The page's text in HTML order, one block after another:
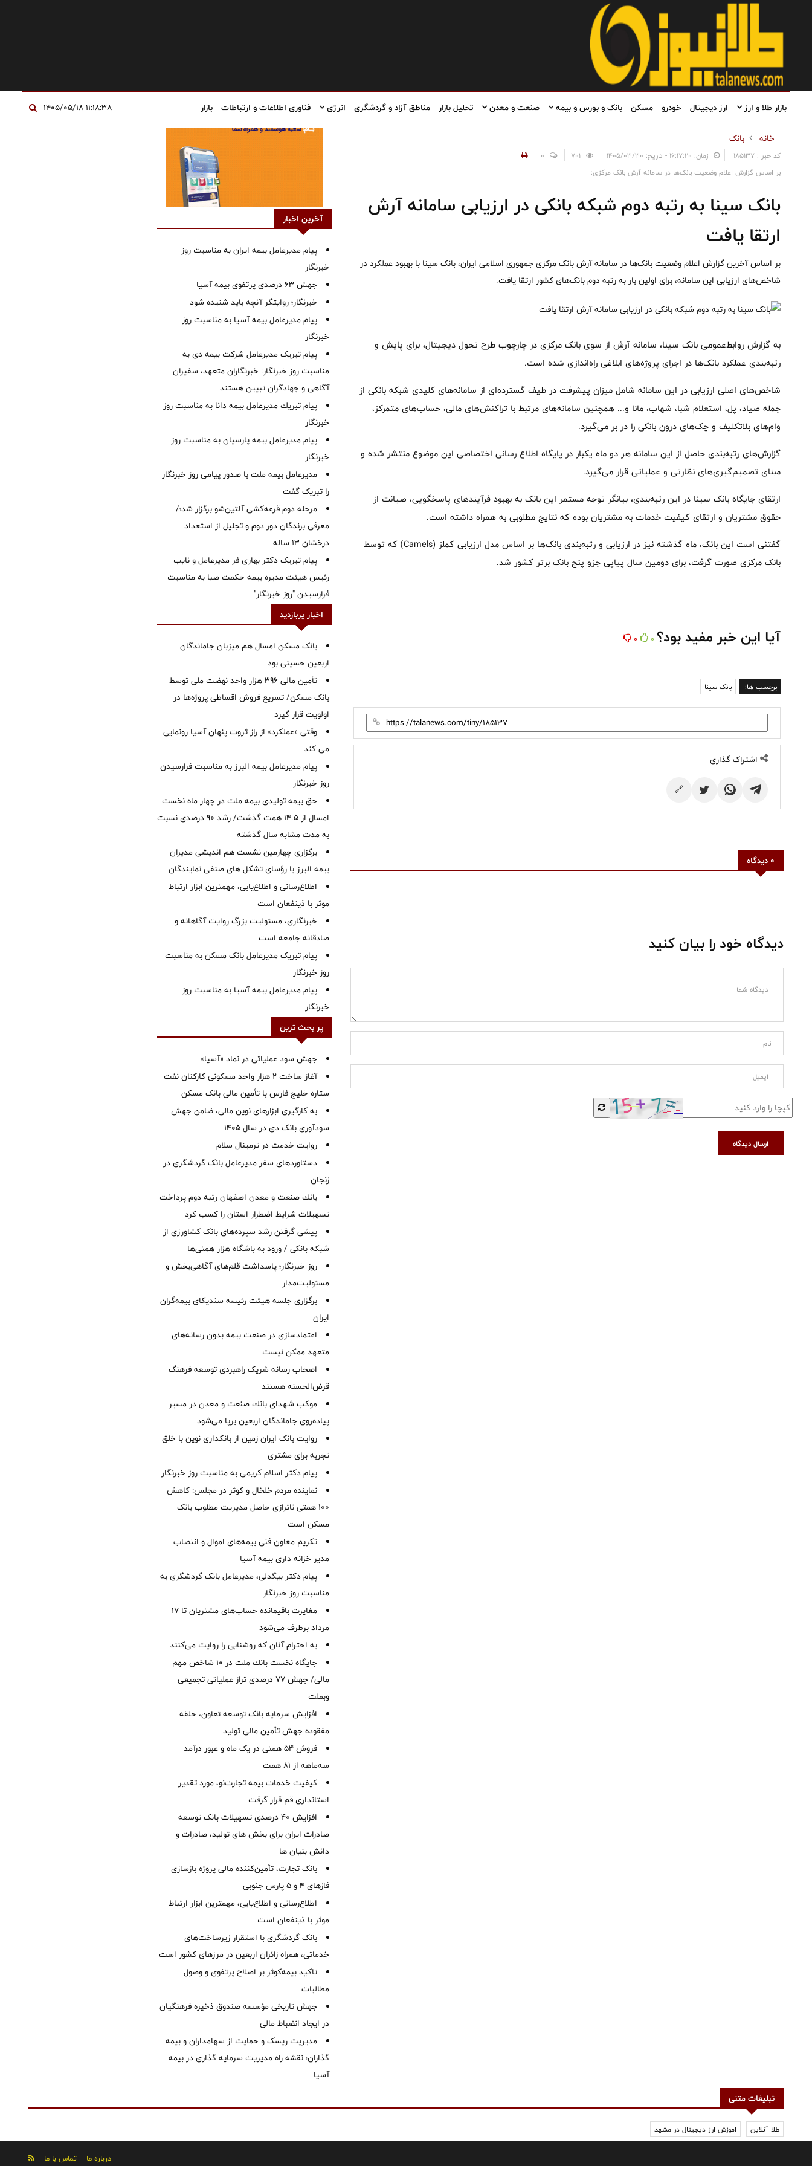
بازار طلا و ارز ارز دیجیتال خودرو مسکن بانک و بورس و بیمه صنعت و معدن تحلیل بازار مناطق آزاد و گردشگری انرژی فناوری اطلاعات و ارتباطات بازار
خانه بانک
کد خبر : 185137 زمان: ۱۶:۱۷:۲۰ - تاریخ: ۱۴۰۵/۰۳/۳۰
0
بر اساس گزارش اعلام وضعیت بانک‌ها در سامانه آرش بانک مرکزی:
بانک سینا به رتبه دوم شبکه بانکی در ارزیابی سامانه آرش
ارتقا یافت
بر اساس آخرین گزارش اعلام وضعیت بانک‌ها در سامانه آرش بانک مرکزی جمهوری اسلامی ایران، بانک سینا با بهبود عملکرد در
شاخص‌های ارزیابی این سامانه، برای اولین بار به رتبه دوم بانک‌های کشور ارتقا یافت.
به گزارش روابط‌عمومی بانک سینا، سامانه آرش از سوی بانک مرکزی در چارچوب طرح تحول دیجیتال، برای پایش و
رتبه‌بندی عملکرد بانک‌ها در اجرای پروژه‌های ابلاغی راه‌اندازی شده است.
شاخص‌های اصلی ارزیابی در این سامانه شامل میزان پیشرفت در طیف گسترده‌ای از سامانه‌های کلیدی شبکه بانکی از
جمله صیاد، پل، استعلام شبا، شهاب، مانا و... همچنین سامانه‌های مرتبط با تراکنش‌های مالی، حساب‌های متمرکز،
وام‌های بلاتکلیف و چک‌های درون بانکی را در بر می‌گیرد.
گزارش‌های رتبه‌بندی حاصل از این سامانه هر دو ماه یکبار در پایگاه اطلاع رسانی اختصاصی این موضوع منتشر شده و
مبنای تصمیم‌گیری‌های نظارتی و عملیاتی قرار می‌گیرد.
ارتقای جایگاه بانک سینا در این رتبه‌بندی، بیانگر توجه مستمر این بانک به بهبود فرآیندهای پاسخگویی، صیانت از
حقوق مشتریان و ارتقای کیفیت خدمات به مشتریان بوده که نتایج مطلوبی به همراه داشته است.
گفتنی است این بانک، ماه گذشته نیز در ارزیابی و رتبه‌بندی بانک‌ها بر اساس مدل ارزیابی کملز (Camels) که توسط
بانک مرکزی صورت گرفت، برای دومین سال پیاپی جزو پنج بانک برتر کشور شد.
آیا این خبر مفید بود؟ 0
0
برچسب ها: بانک سینا
اشتراک گذاری
🔗
0 دیدگاه
دیدگاه خود را بیان کنید
ارسال دیدگاه
آخرین اخبار
پیام مدیرعامل بیمه ایران به مناسبت روز
خبرنگار
جهش ۶۳ درصدی پرتفوی بیمه آسیا
خبرنگار؛ روایتگر آنچه باید شنیده شود
پیام مدیرعامل بیمه آسیا به مناسبت روز
خبرنگار
پیام تبریک مدیرعامل شرکت بیمه دی به
مناسبت روز خبرنگار: خبرنگاران متعهد، سفیران
آگاهی و جهادگران تبیین هستند
پیام ‌تبریك‌ مدیرعامل بیمه دانا به مناسبت روز
خبرنگار
پیام مدیرعامل بیمه پارسیان به مناسبت روز
خبرنگار
مدیرعامل بیمه ملت با صدور پیامی روز خبرنگار
را تبریک گفت
مرحله دوم قرعه‌کشی آلتین‌شو برگزار شد؛/
معرفی برندگان دور دوم و تجلیل از استعداد
درخشان ۱۳ ساله
پیام تبریک دکتر بهاری فر مدیرعامل و نایب
رئیس هیئت مدیره بیمه حکمت صبا به مناسبت
فرارسیدن "روز خبرنگار"
اخبار پربازدید
بانک مسکن امسال هم میزبان جاماندگان
اربعین حسینی بود
تأمین مالی ۳۹۶ هزار واحد نهضت ملی توسط
بانک مسکن/ تسریع فروش اقساطی پروژه‌ها در
اولویت قرار گیرد
وقتی «عملکرد» از راز ثروت پنهان آسیا رونمایی
می کند
پیام مدیرعامل بیمه البرز به مناسبت فرارسیدن
روز خبرنگار
حق بیمه تولیدی بیمه ملت در چهار ماه نخست
امسال از 14.5 همت گذشت/ رشد 90 درصدی نسبت
به مدت مشابه سال گذشته
برگزاری چهارمین نشست هم اندیشی مدیران
بیمه البرز با رؤسای تشکل های صنفی نمایندگان
اطلاع‌رسانی و اطلاع‌یابی، مهمترین ابزار ارتباط
موثر با ذینفعان است
خبرنگاری، مسئولیت بزرگ روایت آگاهانه و
صادقانه جامعه است
پیام تبریک مدیرعامل بانک مسکن به مناسبت
روز خبرنگار
پیام مدیرعامل بیمه آسیا به مناسبت روز
خبرنگار
پر بحث ترین
جهش سود عملیاتی در نماد «آسیا»
آغاز ساخت ۲ هزار واحد مسکونی کارکنان نفت
ستاره خلیج فارس با تأمین مالی بانک مسکن
به کارگیری ابزارهای نوین مالی، ضامن جهش
سودآوری بانک دی در سال 1405
روایت خدمت در ترمینال سلام
دستاوردهای سفر مدیرعامل بانک گردشگری در
زنجان
بانك صنعت و معدن اصفهان رتبه دوم پرداخت
تسهیلات شرایط اضطرار استان را كسب كرد
پیشی گرفتن رشد سپرده‌های بانک کشاورزی از
شبکه بانکی / ورود به باشگاه هزار همتی‌ها
روز خبرنگار؛ پاسداشت قلم‌های آگاهی‌بخش و
مسئولیت‌مدار
برگزاری جلسه هیئت رئیسه سندیکای بیمه‌گران
ایران
اعتمادسازی در صنعت بیمه بدون رسانه‌های
متعهد ممکن نیست
اصحاب رسانه شریک راهبردی توسعه فرهنگ
قرض‌الحسنه هستند
موكب شهدای بانك صنعت و معدن در مسیر
پیاده‌روی جاماندگان اربعین برپا می‌شود
روایت بانک ایران زمین از بانکداری نوین با خلق
تجربه برای مشتری
پیام دکتر اسلام کریمی به مناسبت روز خبرنگار
نماینده مردم خلخال و کوثر در مجلس: کاهش
۱۰۰ همتی ناترازی حاصل مدیریت مطلوب بانک
مسکن است
تکریم معاون فنی بیمه‌های اموال و انتصاب
مدیر خزانه داری بیمه آسیا
پیام دکتر بیگدلی، مدیرعامل بانک گردشگری به
مناسبت روز خبرنگار
مغایرت‌ باقیمانده حساب‌های مشتریان تا ۱۷
مرداد برطرف می‌شود
به احترام آنان که روشنایی را روایت می‌کنند
جایگاه نخست بانك ملت در 10 شاخص مهم
مالی/ جهش 77 درصدی تراز عملیاتی تجمیعی
وبملت
افزایش سرمایه بانک توسعه تعاون، حلقه
مفقوده جهش تأمین مالی تولید
فروش 54 همتی در یک ماه و عبور درآمد
سه‌ماهه از 81 همت
کیفیت خدمات بیمه تجارت‌نو، مورد تقدیر
استانداری قم قرار گرفت
افزایش 40 درصدی تسهیلات بانک توسعه
صادرات ایران برای بخش های تولید، صادرات و
دانش بنیان ها
بانک تجارت، تأمین‌کننده مالی پروژه بازسازی
فازهای ۴ و ۵ پارس جنوبی
اطلاع‌رسانی و اطلاع‌یابی، مهمترین ابزار ارتباط
موثر با ذینفعان است
بانک گردشگری با استقرار زیرساخت‌های
خدماتی، همراه زائران اربعین در مرزهای کشور است
تاکید بیمه‌کوثر بر اصلاح پرتفوی و وصول
مطالبات ‌
جهش تاریخی مؤسسه صندوق ذخیره فرهنگیان
در ایجاد انضباط مالی
مدیریت ریسک و حمایت از سهامداران و بیمه
گذاران؛ نقشه راه مدیریت سرمایه گذاری در بیمه
آسیا
تبلیغات متنی
طلا آنلاین اموزش ارز دیجیتال در مشهد
درباره ما تماس با ما